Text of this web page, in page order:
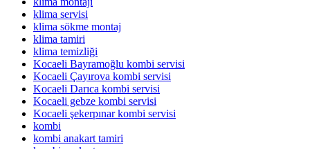
klima servisi
klima sökme montaj
klima tamiri
klima temizliği
Kocaeli Bayramoğlu kombi servisi
Kocaeli Çayırova kombi servisi
Kocaeli Darıca kombi servisi
Kocaeli gebze kombi servisi
Kocaeli şekerpınar kombi servisi
kombi
kombi anakart tamiri